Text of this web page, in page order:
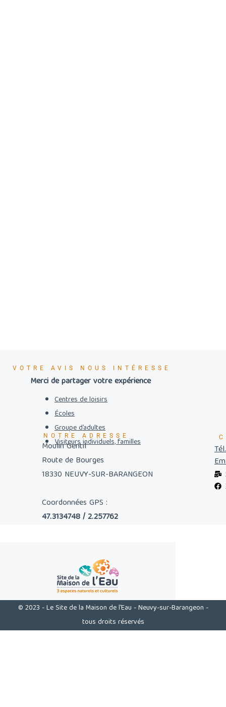
VOTRE AVIS NOUS INTÉRESSE
Merci de partager votre expérience
Centres de loisirs
Écoles
Groupe d’adultes
Visiteurs individuels, familles
NOTRE ADRESSE
Moulin Gentil
Route de Bourges
18330 NEUVY-SUR-BARANGEON
Coordonnées GPS :
47.3134748 / 2.257762
© 2023 - Le Site de la Maison de l'Eau - Neuvy-sur-Barangeon -
tous droits réservés